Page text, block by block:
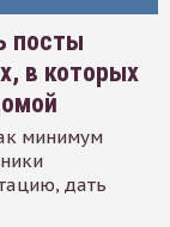
посты
в которых
минимум
дать